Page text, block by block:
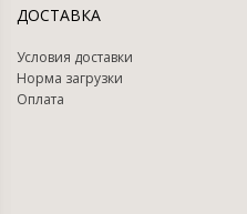
ДОСТАВКА
Условия доставки
Норма загрузки
Оплата